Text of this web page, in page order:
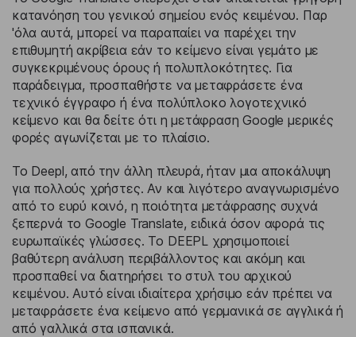
κατανόηση του γενικού σημείου ενός κειμένου. Παρ
'όλα αυτά, μπορεί να παραπαίει να παρέχει την
επιθυμητή ακρίβεια εάν το κείμενο είναι γεμάτο με
συγκεκριμένους όρους ή πολυπλοκότητες. Για
παράδειγμα, προσπαθήστε να μεταφράσετε ένα
τεχνικό έγγραφο ή ένα πολύπλοκο λογοτεχνικό
κείμενο και θα δείτε ότι η μετάφραση Google μερικές
φορές αγωνίζεται με το πλαίσιο.
Το Deepl, από την άλλη πλευρά, ήταν μια αποκάλυψη
για πολλούς χρήστες. Αν και λιγότερο αναγνωρισμένο
από το ευρύ κοινό, η ποιότητα μετάφρασης συχνά
ξεπερνά το Google Translate, ειδικά όσον αφορά τις
ευρωπαϊκές γλώσσες. Το DEEPL χρησιμοποιεί
βαθύτερη ανάλυση περιβάλλοντος και ακόμη και
προσπαθεί να διατηρήσει το στυλ του αρχικού
κειμένου. Αυτό είναι ιδιαίτερα χρήσιμο εάν πρέπει να
μεταφράσετε ένα κείμενο από γερμανικά σε αγγλικά ή
από γαλλικά στα ισπανικά.